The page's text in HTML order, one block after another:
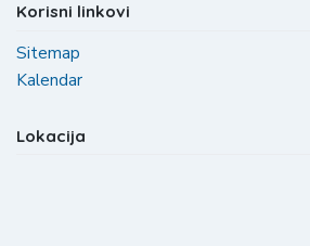
Korisni linkovi
Sitemap
Kalendar
Lokacija